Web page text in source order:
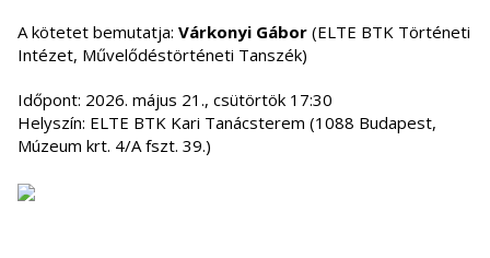
A kötetet bemutatja: Várkonyi Gábor (ELTE BTK Történeti
Intézet, Művelődéstörténeti Tanszék)
Időpont: 2026. május 21., csütörtök 17:30
Helyszín: ELTE BTK Kari Tanácsterem (1088 Budapest,
Múzeum krt. 4/A fszt. 39.)